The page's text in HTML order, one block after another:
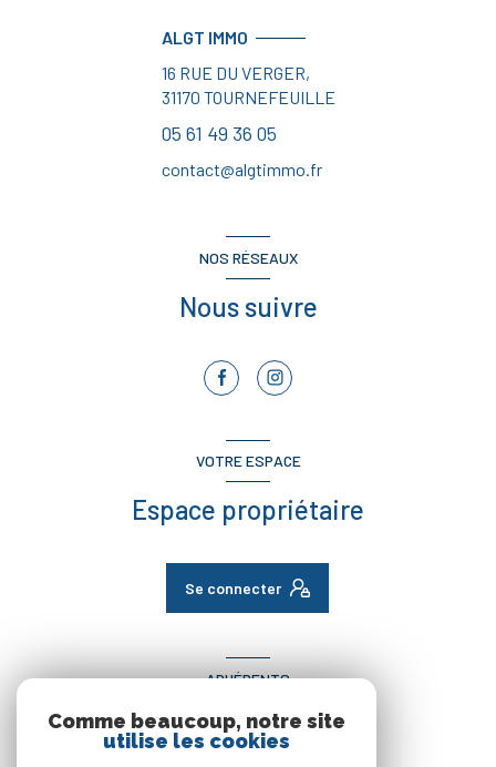
ALGT IMMO
16 RUE DU VERGER,
31170 TOURNEFEUILLE
05 61 49 36 05
contact@algtimmo.fr
NOS RÉSEAUX
Nous suivre
VOTRE ESPACE
Espace propriétaire
Se connecter
ADHÉRENTS
Nous adhérons
Comme beaucoup, notre site
utilise les cookies